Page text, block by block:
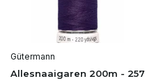
Gütermann
Allesnaaigaren 200m - 257